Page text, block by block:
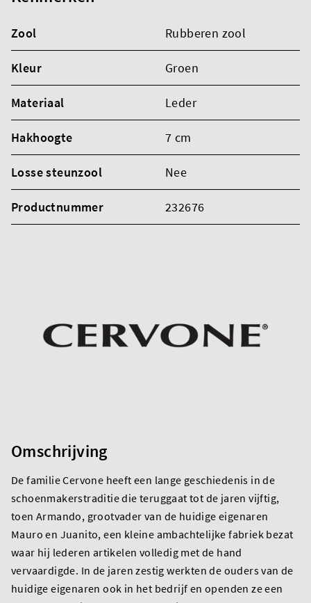
Zool Rubberen zool
Kleur Groen
Materiaal Leder
Hakhoogte 7 cm
Losse steunzool Nee
Productnummer 232676
Omschrijving
De familie Cervone heeft een lange geschiedenis in de
schoenmakerstraditie die teruggaat tot de jaren vijftig,
toen Armando, grootvader van de huidige eigenaren
Mauro en Juanito, een kleine ambachtelijke fabriek bezat
waar hij lederen artikelen volledig met de hand
vervaardigde. In de jaren zestig werkten de ouders van de
huidige eigenaren ook in het bedrijf en openden ze een